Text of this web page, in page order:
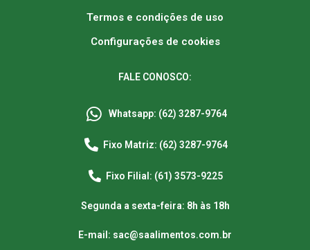
Termos e condições de uso
Configurações de cookies
FALE CONOSCO:
Whatsapp: (62) 3287-9764
Fixo Matriz: (62) 3287-9764
Fixo Filial: (61) 3573-9225
Segunda a sexta-feira: 8h às 18h
E-mail: sac@saalimentos.com.br